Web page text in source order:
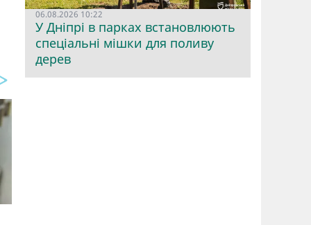
06.08.2026 10:22
У Дніпрі в парках встановлюють
спеціальні мішки для поливу
дерев